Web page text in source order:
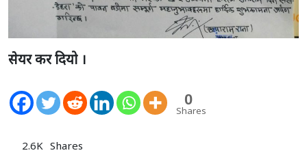
सेयर कर दियो ।
0
Shares
2.6K Shares